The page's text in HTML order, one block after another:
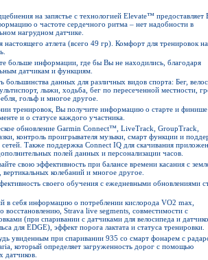
на запястье с технологией Elevate™ предоставляет
о частоте сердечного ритма – нет надобности в
нагрудном датчике.
настоящего атлета (всего 49 гр). Комфорт для тренировок на
больше информации, где бы Вы не находились, благодаря
датчикам и функциям.
большинства данных для различных видов спорта: Бег,
лыжи, ходьба, бег по пересеченной местности,
гольф и многое другое.
тренировок, Вы получите информацию о старте и финише
и о статусе каждого участника.
обновление Garmin Connect™, LiveTrack, GroupTrack,
контроль проигрывателя музыки, смарт функции и
сетей. Также поддержка Connect IQ для скачивания
полей данных и персонализации часов.
свою эффективность при балансе времени касания с
колебаний и многое другое.
своего обучения с ежедневными обновлениями
в себя информацию о потреблении кислорода VO2 max,
восстановлению, Strava live segments, совместимости с
(при спаривании с датчиками для велосипеда и
для EDGE), эффект порога лактата и статуса тренировки.
увиденным при спаривании 935 со смарт фонарем с
который определяет загруженность дорог с помощью
датчиков.